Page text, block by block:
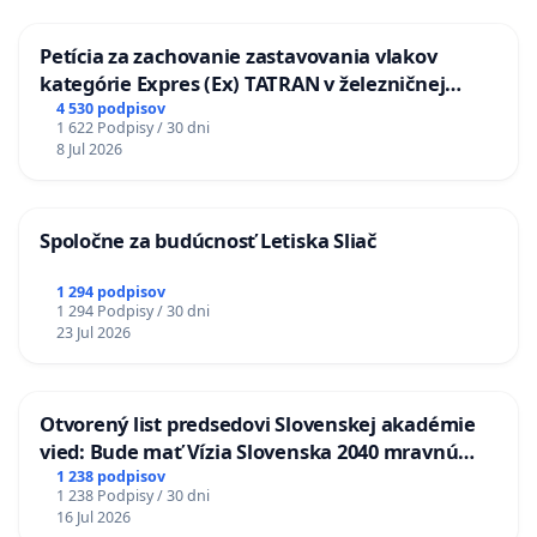
prechodnou fázou.
Skutočným cieľom sociálnych inžinierov, byrokratov
z ministerstva životného prostredia, predkladateľov
a tlak na nadväzujúce zákony, podzákonné
normy, a súdne rozhodnutia, ktoré budú
Čo dosiahnutie tohto konečného cieľa urobí so
životnou úrovňou Slovenska, Detroitu Európy,
montážnej linky svetových automobiliek ?
Petícia za zachovanie zastavovania vlakov
kategórie Expres (Ex) TATRAN v železničnej
stanici Púchov
4 530 podpisov
1 622 Podpisy / 30 dni
8 Jul 2026
Spoločne za budúcnosť Letiska Sliač
1 294 podpisov
1 294 Podpisy / 30 dni
23 Jul 2026
Otvorený list predsedovi Slovenskej akadémie
vied: Bude mať Vízia Slovenska 2040 mravnú
chrbticu?
1 238 podpisov
1 238 Podpisy / 30 dni
16 Jul 2026